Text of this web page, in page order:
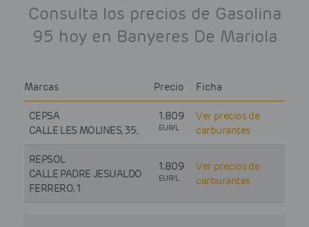
Consulta los precios de Gasolina
95 hoy en Banyeres De Mariola
Marcas Precio Ficha
CEPSA
CALLE LES MOLINES, 35,
1.809
EUR/L
Ver precios de
carburantes
REPSOL
CALLE PADRE JESUALDO
FERRERO, 1
1.809
EUR/L
Ver precios de
carburantes